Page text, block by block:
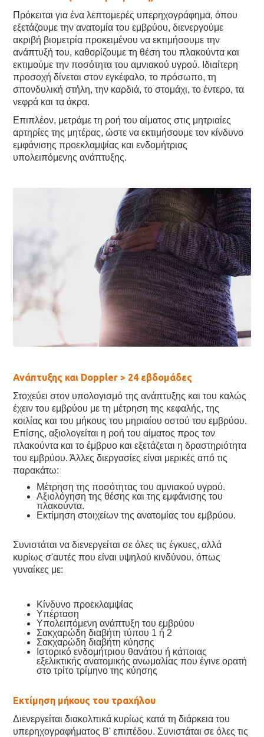
Πρόκειται για ένα λεπτομερές υπερηχογράφημα, όπου
εξετάζουμε την ανατομία του εμβρύου, διενεργούμε
ακριβή βιομετρία προκειμένου να εκτιμήσουμε την
ανάπτυξή του, καθορίζουμε τη θέση του πλακούντα και
εκτιμούμε την ποσότητα του αμνιακού υγρού. Ιδιαίτερη
προσοχή δίνεται στον εγκέφαλο, το πρόσωπο, τη
σπονδυλική στήλη, την καρδιά, το στομάχι, το έντερο, τα
νεφρά και τα άκρα.
Επιπλέον, μετράμε τη ροή του αίματος στις μητριαίες
αρτηρίες της μητέρας, ώστε να εκτιμήσουμε τον κίνδυνο
εμφάνισης προεκλαμψίας και ενδομήτριας
υπολειπόμενης ανάπτυξης.
Ανάπτυξης και Doppler > 24 εβδομάδες
Στοχεύει στον υπολογισμό της ανάπτυξης και του καλώς
έχειν του εμβρύου με τη μέτρηση της κεφαλής, της
κοιλίας και του μήκους του μηριαίου οστού του εμβρύου.
Επίσης, αξιολογείται η ροή του αίματος προς τον
πλακούντα και το έμβρυο και εξετάζεται η δραστηριότητα
του εμβρύου. Άλλες διεργασίες είναι μερικές από τις
παρακάτω:
Μέτρηση της ποσότητας του αμνιακού υγρού.
Αξιολόγηση της θέσης και της εμφάνισης του
πλακούντα.
Εκτίμηση στοιχείων της ανατομίας του εμβρύου.
Συνιστάται να διενεργείται σε όλες τις έγκυες, αλλά
κυρίως σ'αυτές που είναι υψηλού κινδύνου, όπως
γυναίκες με:
Κίνδυνο προεκλαμψίας
Υπέρταση
Υπολειπόμενη ανάπτυξη του εμβρύου
Σακχαρώδη διαβήτη τύπου 1 ή 2
Σακχαρώδη διαβήτη κύησης
Ιστορικό ενδομήτριου θανάτου ή κάποιας
εξελικτικής ανατομικής ανωμαλίας που έγινε ορατή
στο τρίτο τρίμηνο της κύησης
Εκτίμηση μήκους του τραχήλου
Διενεργείται διακολπικά κυρίως κατά τη διάρκεια του
υπερηχογραφήματος Β' επιπέδου. Συνιστάται σε όλες τις